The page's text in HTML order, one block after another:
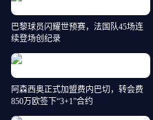
巴黎球员闪耀世预赛，法国队45场连
续登场创纪录
阿森西奥正式加盟费内巴切，转会费
850万欧签下“3+1”合约